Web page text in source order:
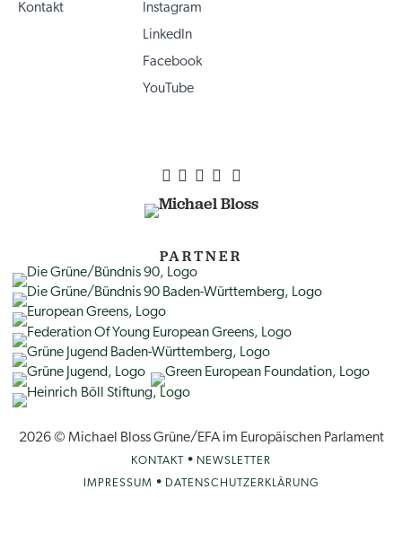
Kontakt
Instagram
LinkedIn
Facebook
YouTube
PARTNER
2026 © Michael Bloss Grüne/EFA im Europäischen Parlament
KONTAKT • NEWSLETTER
IMPRESSUM • DATENSCHUTZERKLÄRUNG